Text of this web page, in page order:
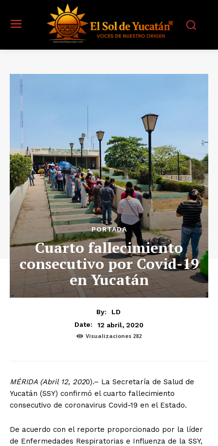
PORTADA
Cuarto fallecimiento
consecutivo por Covid-19
en Yucatán
By:
LD
Date:
12 abril, 2020
Visualizaciones 282
MÉRIDA (Abril 12, 2020).– La Secretaría de Salud de
Yucatán (SSY) confirmó el cuarto fallecimiento
consecutivo de coronavirus Covid-19 en el Estado.
De acuerdo con el reporte proporcionado por la líder
de Enfermedades Respiratorias e Influenza de la SSY,